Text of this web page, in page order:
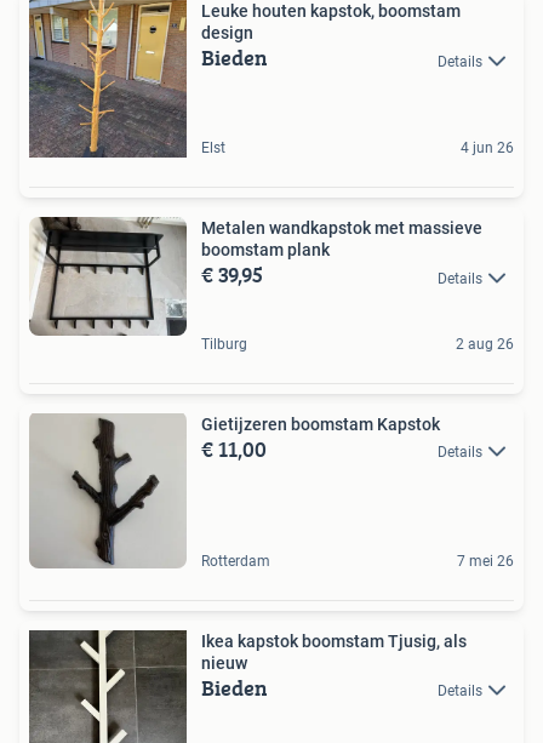
Leuke houten kapstok, boomstam
design
Bieden Details
Elst 4 jun 26
Metalen wandkapstok met massieve
boomstam plank
€ 39,95 Details
Tilburg 2 aug 26
Gietijzeren boomstam Kapstok
€ 11,00 Details
Rotterdam 7 mei 26
Ikea kapstok boomstam Tjusig, als
nieuw
Bieden Details